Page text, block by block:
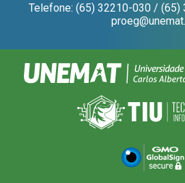
Telefone: (65) 32210-030 / (65)